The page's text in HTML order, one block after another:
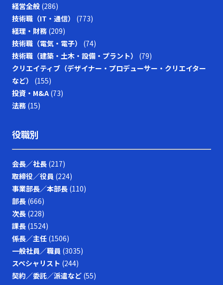
経営全般 (286)
技術職（IT・通信） (773)
経理・財務 (209)
技術職（電気・電子） (74)
技術職（建築・土木・設備・プラント） (79)
クリエイティブ（デザイナー・プロデューサー・クリエイター
など） (155)
投資・M&A (73)
法務 (15)
役職別
会長／社長 (217)
取締役／役員 (224)
事業部長／本部長 (110)
部長 (666)
次長 (228)
課長 (1524)
係長／主任 (1506)
一般社員／職員 (3035)
スペシャリスト (244)
契約／委託／派遣など (55)